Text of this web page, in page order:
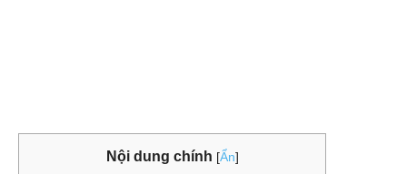
Nội dung chính [Ẩn]